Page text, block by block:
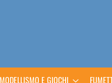
MODELLISMO E GIOCHI